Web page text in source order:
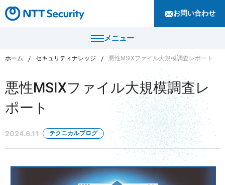
お問い合わせ
メニュー
製品・サービス
セキュリティコンサルティング・教育・相談
セキュリティ管理
セキュリティ診断・評価・調査
セキュリティ防御
ホーム セキュリティナレッジ 悪性MSIXファイル大規模調査レポート
悪性MSIXファイル大規模調査レ
ポート
2024.6.11 テクニカルブログ